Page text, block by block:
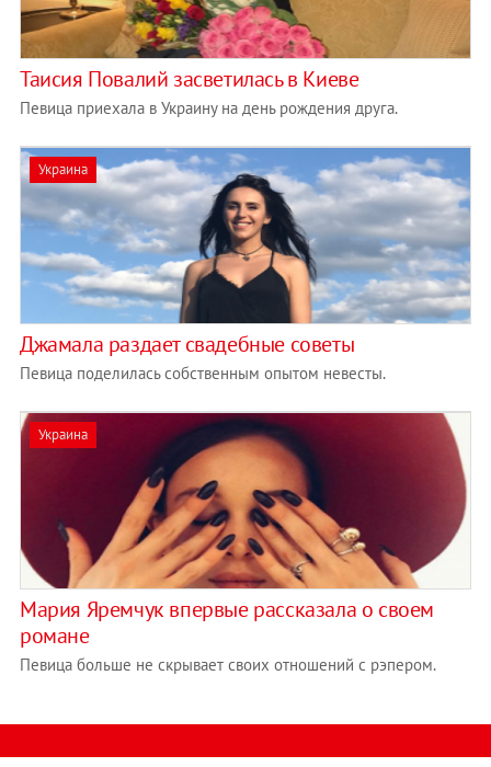
Таисия Повалий засветилась в Киеве
Певица приехала в Украину на день рождения друга.
Украина
Джамала раздает свадебные советы
Певица поделилась собственным опытом невесты.
Украина
Мария Яремчук впервые рассказала о своем
романе
Певица больше не скрывает своих отношений с рэпером.